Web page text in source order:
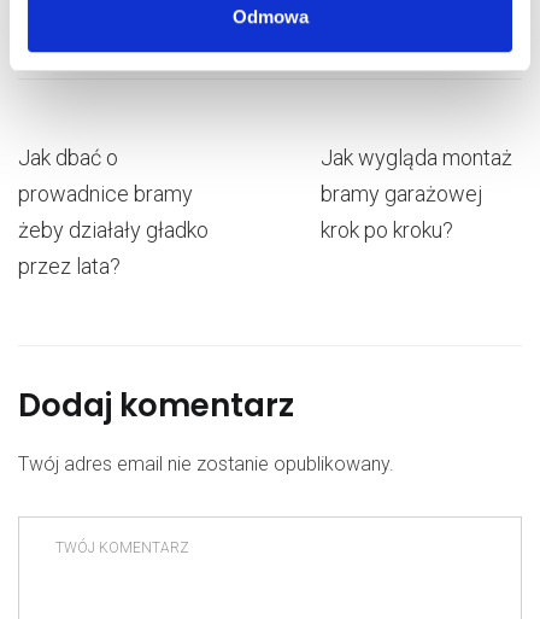
Odmowa
efektywne rozwiązania.
jak integracja z systemami inteligentnego domu,
bramy oraz systemy awaryjnego zasilania na wypadek
przerw w dostawie prądu.
Jak dbać o
prowadnice bramy
żeby działały gładko
przez lata?
Jak wygląda montaż
bramy garażowej
krok po kroku?
Dodaj komentarz
Twój adres email nie zostanie opublikowany.